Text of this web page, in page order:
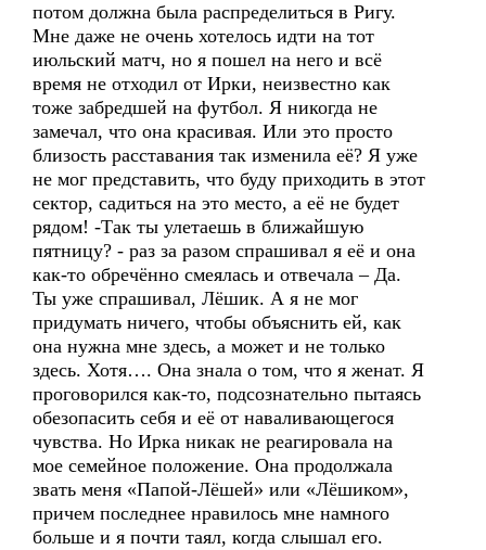
потом должна была распределиться в Ригу.
Мне даже не очень хотелось идти на тот
июльский матч, но я пошел на него и всё
время не отходил от Ирки, неизвестно как
тоже забредшей на футбол. Я никогда не
замечал, что она красивая. Или это просто
близость расставания так изменила её? Я уже
не мог представить, что буду приходить в этот
сектор, садиться на это место, а её не будет
рядом! -Так ты улетаешь в ближайшую
пятницу? - раз за разом спрашивал я её и она
как-то обречённо смеялась и отвечала – Да.
Ты уже спрашивал, Лёшик. А я не мог
придумать ничего, чтобы объяснить ей, как
она нужна мне здесь, а может и не только
здесь. Хотя…. Она знала о том, что я женат. Я
проговорился как-то, подсознательно пытаясь
обезопасить себя и её от наваливающегося
чувства. Но Ирка никак не реагировала на
мое семейное положение. Она продолжала
звать меня «Папой-Лёшей» или «Лёшиком»,
причем последнее нравилось мне намного
больше и я почти таял, когда слышал его.